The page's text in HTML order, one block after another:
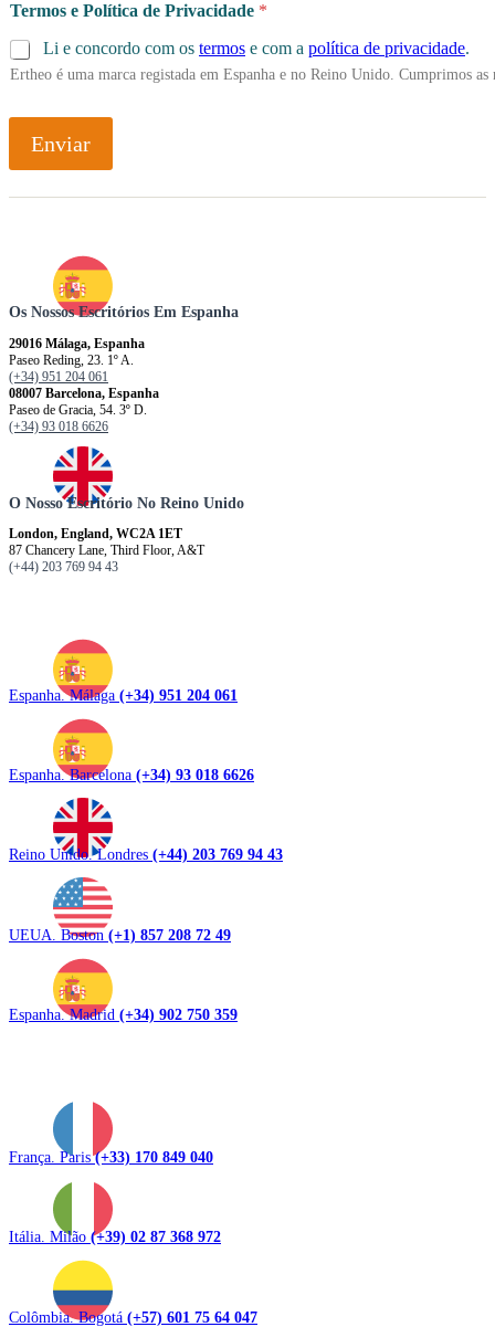
Termos e Política de Privacidade *
Li e concordo com os termos e com a política de privacidade.
Ertheo é uma marca registada em Espanha e no Reino Unido. Cumprimos
Enviar
Os Nossos Escritórios Em Espanha
29016 Málaga, Espanha
Paseo Reding, 23. 1º A.
(+34) 951 204 061
08007 Barcelona, ​​​​​Espanha
Paseo de Gracia, 54. 3º D.
(+34) 93 018 6626
O Nosso Escritório No Reino Unido
London, England, WC2A 1ET
87 Chancery Lane, Third Floor, A&T
(+44) 203 769 94 43
Espanha. Málaga (+34) 951 204 061
Espanha. Barcelona (+34) 93 018 6626
Reino Unido. Londres (+44) 203 769 94 43
UEUA. Boston (+1) 857 208 72 49
Espanha. Madrid (+34) 902 750 359
França. Paris(+33) 170 849 040
Itália. Milão (+39) 02 87 368 972
Colômbia. Bogotá (+57) 601 75 64 047